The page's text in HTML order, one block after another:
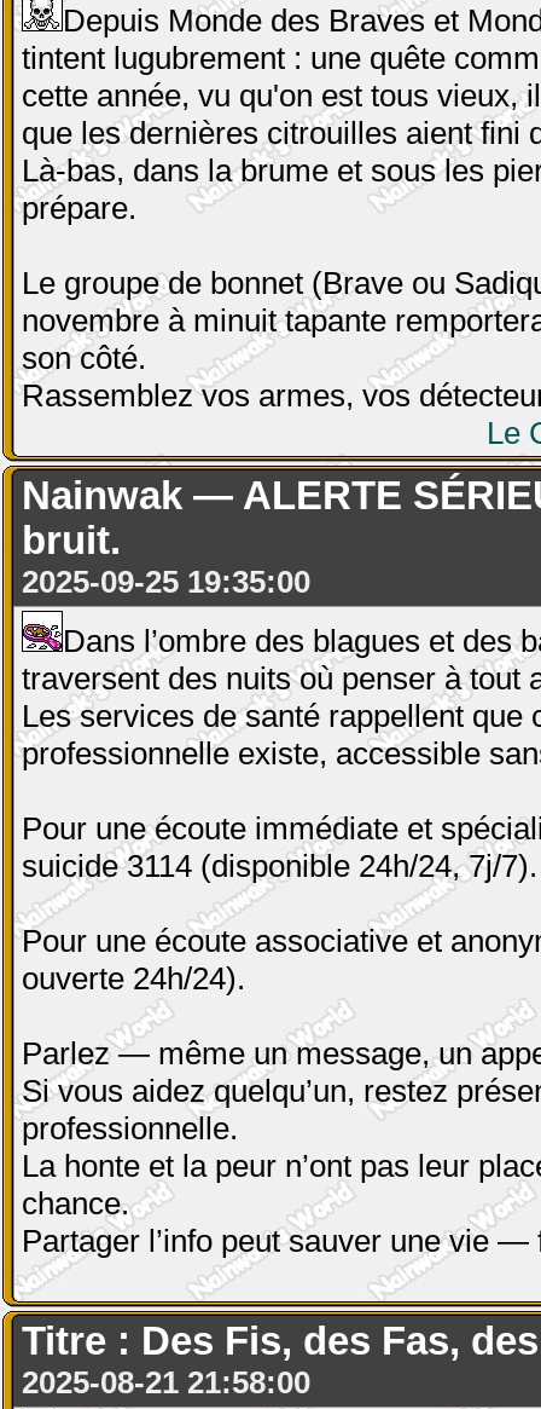
Depuis Monde des Braves et
tintent lugubrement : une quête
cette année, vu qu'on est tous vieux,
que les dernières citrouilles aient fini
Là-bas, dans la brume et sous les
prépare.
Le groupe de bonnet (Brave ou
novembre à minuit tapante
son côté.
Rassemblez vos armes, vos
Le
Nainwak — ALERTE
bruit.
2025-09-25 19:35:00
Dans l’ombre des blagues et des
traversent des nuits où penser à tout
Les services de santé rappellent que
professionnelle existe, accessible
Pour une écoute immédiate et
suicide 3114 (disponible 24h/24, 7j/7).
Pour une écoute associative et
ouverte 24h/24).
Parlez — même un message, un
Si vous aidez quelqu’un, restez
professionnelle.
La honte et la peur n’ont pas leur
chance.
Partager l’info peut sauver une vie
Titre : Des Fis, des Fas,
2025-08-21 21:58:00